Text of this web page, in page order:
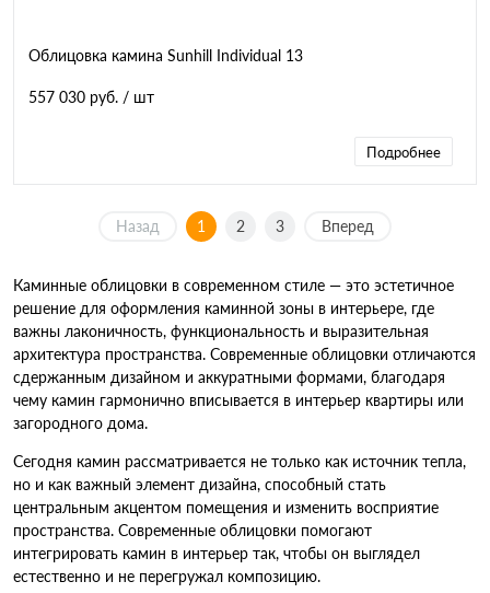
Облицовка камина Sunhill Individual 13
557 030 руб. / шт
Подробнее
Назад 1 2 3 Вперед
Каминные облицовки в современном стиле — это эстетичное
решение для оформления каминной зоны в интерьере, где
важны лаконичность, функциональность и выразительная
архитектура пространства. Современные облицовки отличаются
сдержанным дизайном и аккуратными формами, благодаря
чему камин гармонично вписывается в интерьер квартиры или
загородного дома.
Сегодня камин рассматривается не только как источник тепла,
но и как важный элемент дизайна, способный стать
центральным акцентом помещения и изменить восприятие
пространства. Современные облицовки помогают
интегрировать камин в интерьер так, чтобы он выглядел
естественно и не перегружал композицию.